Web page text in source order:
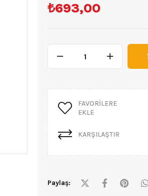
₺693,00
FAVORILERE
EKLE
KARŞILAŞTIR
Paylaş: